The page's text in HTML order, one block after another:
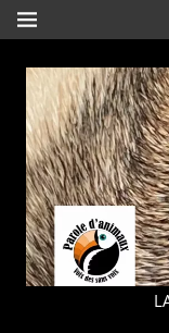
Aller
au
contenu
MENU